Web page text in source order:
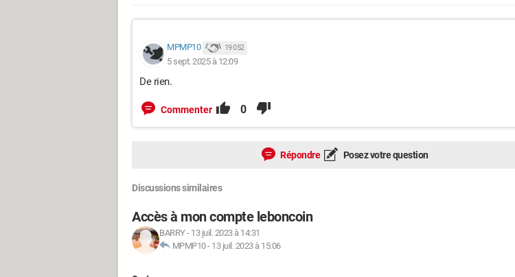
MPMP10 19 052
5 sept. 2025 à 12:09
De rien.
Commenter 0
Répondre Posez votre question
Discussions similaires
Accès à mon compte leboncoin
BARRY- 13 juil. 2023 à 14:31
MPMP10- 13 juil. 2023 à 15:06